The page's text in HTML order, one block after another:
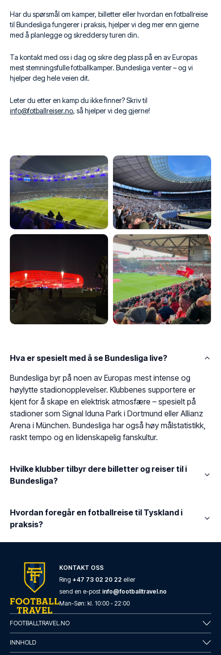
Har du spørsmål om kamper, billetter eller hvordan en fotballreise
til Bundesliga fungerer i praksis, hjelper vi deg mer enn gjerne
med å planlegge og skreddersy turen din.
Ta kontakt med oss i dag og sikre deg plass på en av Europas
mest stemningsfulle fotballkamper. Bundesliga venter – og vi
hjelper deg hele veien dit.
Leter du etter en kamp du ikke finner? Skriv til
info@fotballreiser.no, så hjelper vi deg gjerne!
Hva er spesielt med å se Bundesliga live?
Bundesliga byr på noen av Europas mest intense og
høylytte stadionopplevelser. Klubbenes supportere er
kjent for å skape en elektrisk atmosfære – spesielt på
stadioner som Signal Iduna Park i Dortmund eller Allianz
Arena i München. Bundesliga har også høy målstatistikk,
raskt tempo og en lidenskapelig fanskultur.
Hvilke klubber tilbyr dere billetter og reiser til i
Bundesliga?
Hvordan foregår en fotballreise til Tyskland i
praksis?
KONTAKT OSS
Ring +47 73 02 20 22 eller
send en e-post info@footballtravel.no
Man-Søn: kl. 10:00 - 22:00
FOOTBALLTRAVEL.NO
INNHOLD